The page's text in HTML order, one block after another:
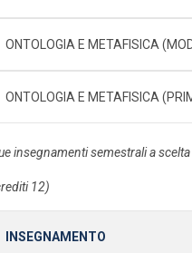
ONTOLOGIA E METAFISICA
ONTOLOGIA E METAFISICA
insegnamenti semestrali a scelta
12)
INSEGNAMENTO